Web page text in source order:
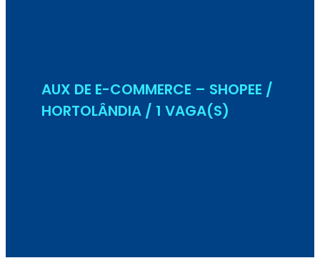
AUX DE E-COMMERCE – SHOPEE /
HORTOLÂNDIA / 1 VAGA(S)